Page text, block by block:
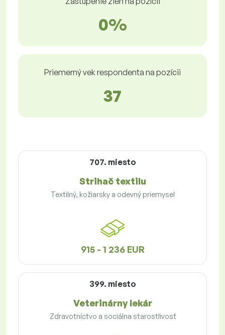
0%
Priemerný vek respondenta na pozícii
37
707. miesto
Strihač textilu
Textilný, kožiarsky a odevný priemysel
915 - 1 236 EUR
399. miesto
Veterinárny lekár
Zdravotníctvo a sociálna starostlivosť